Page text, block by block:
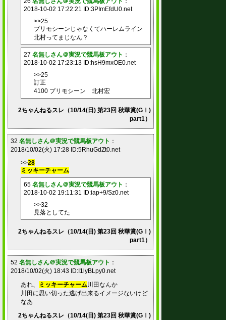
2018-10-02 17:22:21 ID:3PImEfdU0.net
>>25
プリモシーンじゃなくてハーレムライン
北村ってまじなん？
27 名無しさん＠実況で競馬板アウト ：
2018-10-02 17:23:13 ID:hsH9mxOE0.net
>>25
訂正
4100 プリモシーン 北村宏
2ちゃんねるスレ（10/14(日) 第23回 秋華賞(GⅠ)
part1）
32 名無しさん＠実況で競馬板アウト ：
2018/10/02(火) 17:28 ID:5RhuGdZt0.net
>>28
ミッキーチャーム
65 名無しさん＠実況で競馬板アウト ：
2018-10-02 19:11:31 ID:iap+9/Sz0.net
>>32
見落としてた
2ちゃんねるスレ（10/14(日) 第23回 秋華賞(GⅠ)
part1）
52 名無しさん＠実況で競馬板アウト ：
2018/10/02(火) 18:43 ID:I1lyBLpy0.net
あれ、
ミッキーチャーム川田なんか
川田に思い切った逃げ出来るイメージないけど
なあ
2ちゃんねるスレ（10/14(日) 第23回 秋華賞(GⅠ)